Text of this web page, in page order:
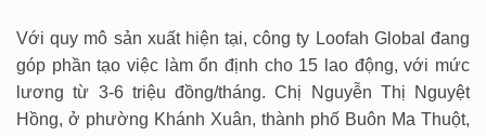
Với quy mô sản xuất hiện tại, công ty Loofah Global đang
góp phần tạo việc làm ổn định cho 15 lao động, với mức
lương từ 3-6 triệu đồng/tháng. Chị Nguyễn Thị Nguyệt
Hồng, ở phường Khánh Xuân, thành phố Buôn Ma Thuột,